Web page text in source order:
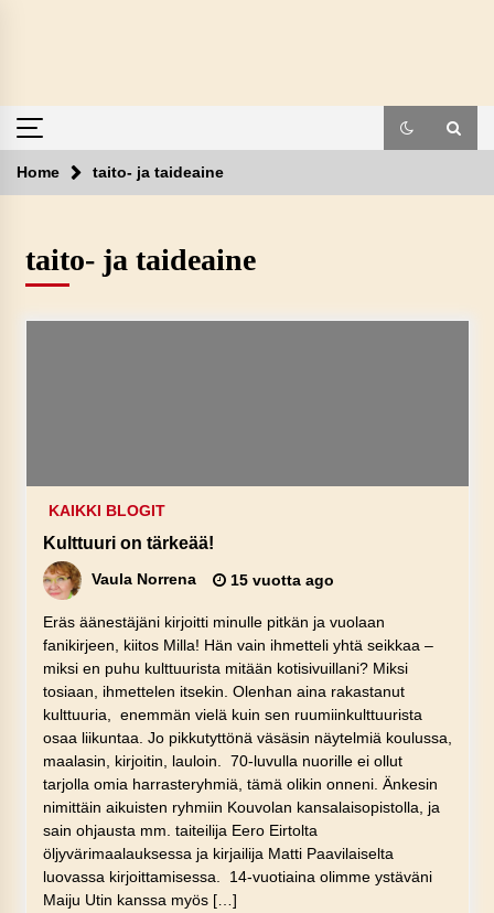
Home taito- ja taideaine
taito- ja taideaine
KAIKKI BLOGIT
Kulttuuri on tärkeää!
Vaula Norrena 15 vuotta ago
Eräs äänestäjäni kirjoitti minulle pitkän ja vuolaan
fanikirjeen, kiitos Milla! Hän vain ihmetteli yhtä seikkaa –
miksi en puhu kulttuurista mitään kotisivuillani? Miksi
tosiaan, ihmettelen itsekin. Olenhan aina rakastanut
kulttuuria, enemmän vielä kuin sen ruumiinkulttuurista
osaa liikuntaa. Jo pikkutyttönä väsäsin näytelmiä koulussa,
maalasin, kirjoitin, lauloin. 70-luvulla nuorille ei ollut
tarjolla omia harrasteryhmiä, tämä olikin onneni. Änkesin
nimittäin aikuisten ryhmiin Kouvolan kansalaisopistolla, ja
sain ohjausta mm. taiteilija Eero Eirtolta
öljyvärimaalauksessa ja kirjailija Matti Paavilaiselta
luovassa kirjoittamisessa. 14-vuotiaina olimme ystäväni
Maiju Utin kanssa myös […]